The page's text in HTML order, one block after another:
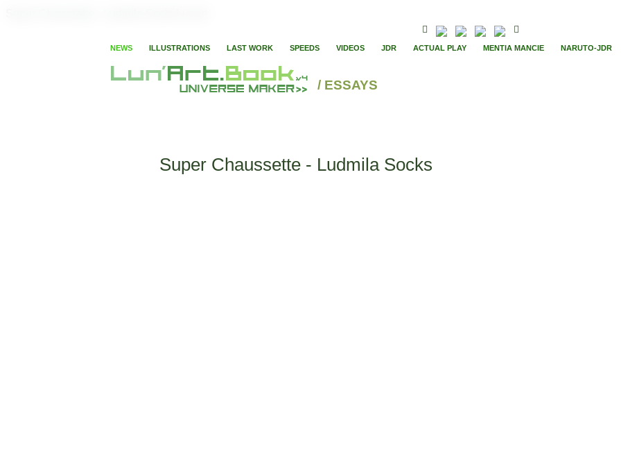
NEWS ILLUSTRATIONS LAST WORK SPEEDS VIDEOS JDR ACTUAL PLAY MENTIA MANCIE NARUTO-JDR
/ ESSAYS
Super Chaussette - Ludmila Socks